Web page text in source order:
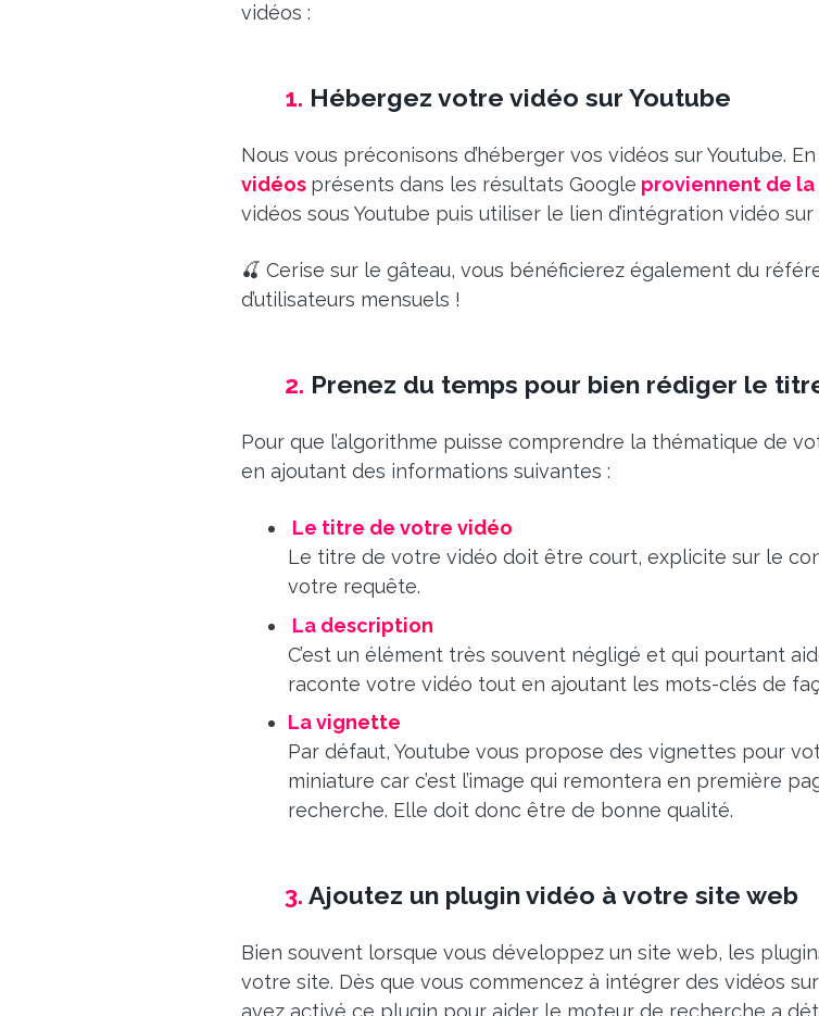
vidéos :
1. Hébergez votre vidéo sur Youtube
Nous vous préconisons d’héberger vos vidéos sur Youtube.
vidéos présents dans les résultats Google proviennent de
vidéos sous Youtube puis utiliser le lien d’intégration vidéo
🍒 Cerise sur le gâteau, vous bénéficierez également du
d’utilisateurs mensuels !
2. Prenez du temps pour bien rédiger le
Pour que l’algorithme puisse comprendre la thématique de
en ajoutant des informations suivantes :
Le titre de votre vidéo
Le titre de votre vidéo doit être court, explicite sur le
votre requête.
La description
C’est un élément très souvent négligé et qui pourtant
raconte votre vidéo tout en ajoutant les mots-clés de
La vignette
Par défaut, Youtube vous propose des vignettes pour
miniature car c’est l’image qui remontera en première
recherche. Elle doit donc être de bonne qualité.
3. Ajoutez un plugin vidéo à votre site web
Bien souvent lorsque vous développez un site web, les
votre site. Dès que vous commencez à intégrer des vidéos
avez activé ce plugin pour aider le moteur de recherche a